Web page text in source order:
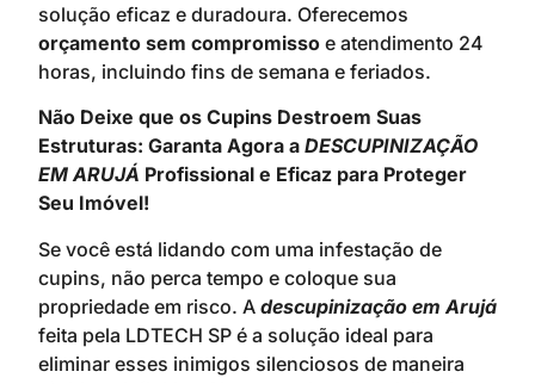
solução eficaz e duradoura. Oferecemos
orçamento sem compromisso e atendimento 24
horas, incluindo fins de semana e feriados.
Não Deixe que os Cupins Destroem Suas
Estruturas: Garanta Agora a DESCUPINIZAÇÃO
EM ARUJÁ Profissional e Eficaz para Proteger
Seu Imóvel!
Se você está lidando com uma infestação de
cupins, não perca tempo e coloque sua
propriedade em risco. A descupinização em Arujá
feita pela LDTECH SP é a solução ideal para
eliminar esses inimigos silenciosos de maneira